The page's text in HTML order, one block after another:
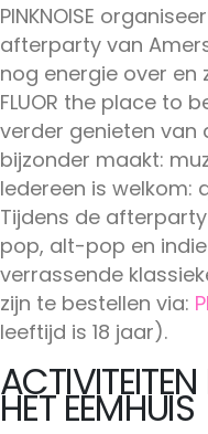
PINKNOISE
afterparty van
nog energie over en
FLUOR the place to
verder genieten van
bijzonder maakt:
Iedereen is welkom:
Tijdens de
pop, alt-pop en
verrassende
zijn te bestellen via:
leeftijd is 18 jaar).
HET EEMHUIS